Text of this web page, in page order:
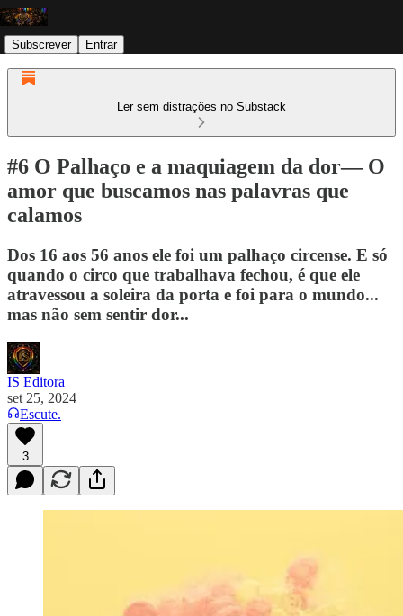
Subscrever Entrar
Ler sem distrações no Substack
#6 O Palhaço e a maquiagem da dor— O
amor que buscamos nas palavras que
calamos
Dos 16 aos 56 anos ele foi um palhaço circense. E só
quando o circo que trabalhava fechou, é que ele
atravessou a soleira da porta e foi para o mundo...
mas não sem sentir dor...
IS Editora
set 25, 2024
Escute.
3